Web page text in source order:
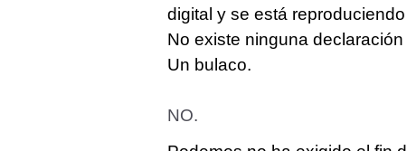
digital y se está
No existe ninguna
Un bulaco.
NO.